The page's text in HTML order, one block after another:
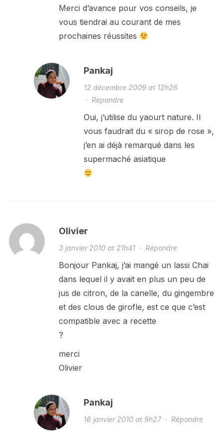
Merci d’avance pour vos conseils, je
vous tiendrai au courant de mes
prochaines réussites
Pankaj
12 décembre 2009 at 12h26
· Répondre
Oui, j’utilise du yaourt nature. Il
vous faudrait du « sirop de rose »,
j’en ai déjà remarqué dans les
supermaché asiatique
Olivier
3 janvier 2010 at 21h41· Répondre
Bonjour Pankaj, j’ai mangé un lassi Chai
dans lequel il y avait en plus un peu de
jus de citron, de la canelle, du gingembre
et des clous de girofle, est ce que c’est
compatible avec a recette
?
merci
Olivier
Pankaj
16 janvier 2010 at 9h27· Répondre